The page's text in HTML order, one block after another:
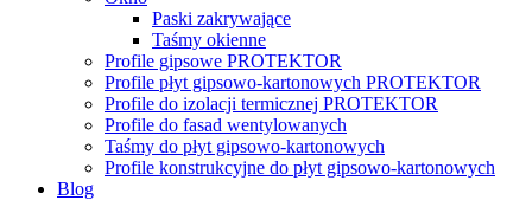
Paski zakrywające
Taśmy okienne
Profile gipsowe PROTEKTOR
Profile płyt gipsowo-kartonowych PROTEKTOR
Profile do izolacji termicznej PROTEKTOR
Profile do fasad wentylowanych
Taśmy do płyt gipsowo-kartonowych
Profile konstrukcyjne do płyt gipsowo-kartonowych
Blog